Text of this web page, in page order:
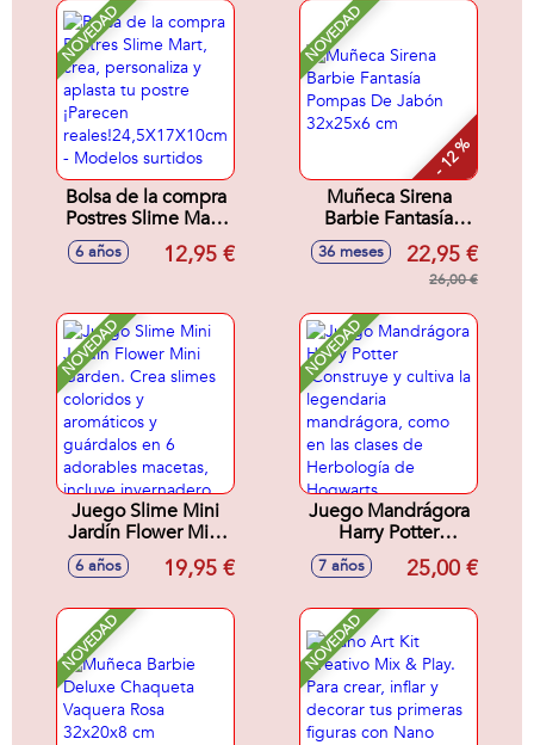
NOVEDAD
Bolsa de la compra
Postres Slime Mart,
crea, personaliza y
aplasta tu postre
- Modelos surtidos
6 años 12,95 €
NOVEDAD
- 12 %
Muñeca Sirena
Barbie Fantasía
Pompas De Jabón
32x25x6 cm
36 meses 22,95 €
26,00 €
NOVEDAD
Juego Slime Mini
Jardín Flower Mini
Garden. Crea
slimes coloridos y
guárdalos en 6
adorables macetas,
incluye
invernadero.
Decora a tu gusto
para crear tu propio
6 años 19,95 €
NOVEDAD
Juego Mandrágora
Harry Potter
.Construye y cultiva
la legendaria
en las clases de
Herbología de
Hogwarts..
7 años 25,00 €
NOVEDAD NOVEDAD